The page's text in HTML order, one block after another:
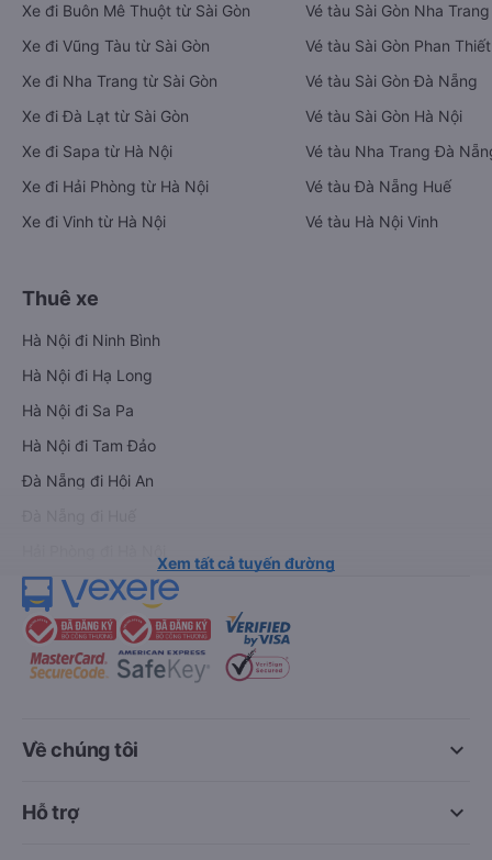
Xe đi Buôn Mê Thuột từ Sài Gòn
Xe đi Vũng Tàu từ Sài Gòn
Xe đi Nha Trang từ Sài Gòn
Xe đi Đà Lạt từ Sài Gòn
Xe đi Sapa từ Hà Nội
Xe đi Hải Phòng từ Hà Nội
Xe đi Vinh từ Hà Nội
Vé tàu Sài Gòn Nha Trang
Vé tàu Sài Gòn Phan Thiết
Vé tàu Sài Gòn Đà Nẵng
Vé tàu Sài Gòn Hà Nội
Vé tàu Nha Trang Đà
Vé tàu Đà Nẵng Huế
Vé tàu Hà Nội Vinh
Thuê xe
Hà Nội đi Ninh Bình
Hà Nội đi Hạ Long
Hà Nội đi Sa Pa
Hà Nội đi Tam Đảo
Đà Nẵng đi Hội An
Xem tất cả tuyến đường
keyboard_arrow_down
Về chúng tôi
keyboard_arrow_down
Hỗ trợ